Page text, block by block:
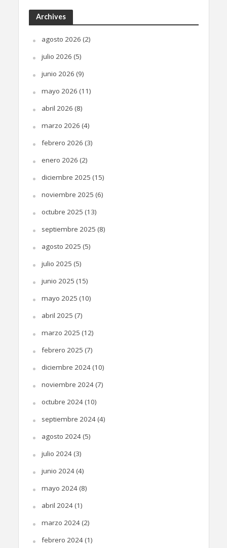
Archives
agosto 2026 (2)
julio 2026 (5)
junio 2026 (9)
mayo 2026 (11)
abril 2026 (8)
marzo 2026 (4)
febrero 2026 (3)
enero 2026 (2)
diciembre 2025 (15)
noviembre 2025 (6)
octubre 2025 (13)
septiembre 2025 (8)
agosto 2025 (5)
julio 2025 (5)
junio 2025 (15)
mayo 2025 (10)
abril 2025 (7)
marzo 2025 (12)
febrero 2025 (7)
diciembre 2024(10)
noviembre 2024(7)
octubre 2024(10)
septiembre 2024(4)
agosto 2024(5)
julio 2024(3)
junio 2024(4)
mayo 2024(8)
abril 2024(1)
marzo 2024(2)
febrero 2024(1)